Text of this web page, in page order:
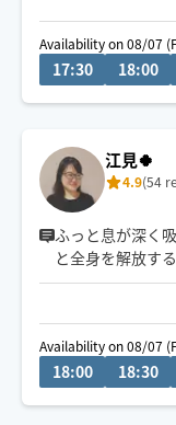
受けるほどにし
\2週間単位でス
Availability on 08/07
17:30 18:00
江見🍀
4.9(54
ふっと息が深く
と全身を解放す
お時間の相談や
らお願いします。
Availability on 08/07
18:00 18:30